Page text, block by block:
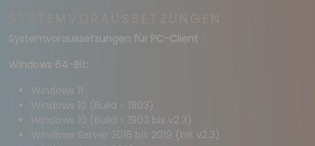
Systemvoraussetzungen für PC-Client
Windows 64-Bit:
Windows 11
Windows 10 (Build ≥ 1903)
Windows 10 (Build < 1903 bis v2.3)
Windows Server 2016 bis 2019 (bis v2.3)